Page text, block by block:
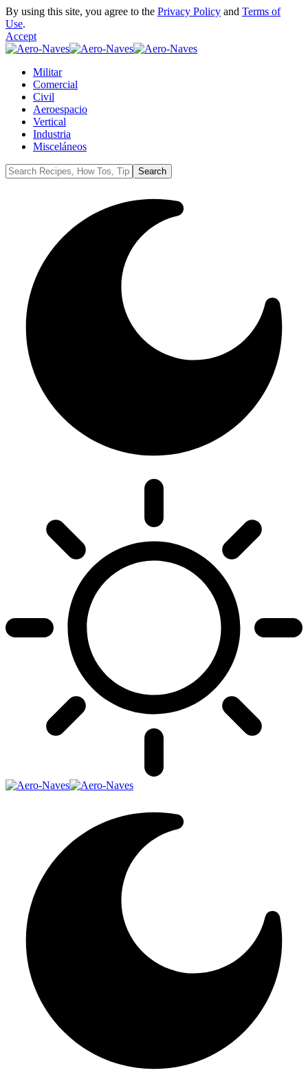
By using this site, you agree to the Privacy Policy and Terms of
Use.
Accept
Militar
Comercial
Civil
Aeroespacio
Vertical
Industria
Misceláneos